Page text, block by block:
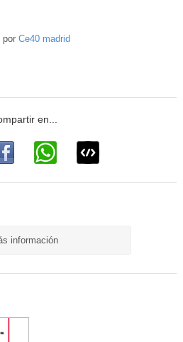
por Ce40 madrid
información